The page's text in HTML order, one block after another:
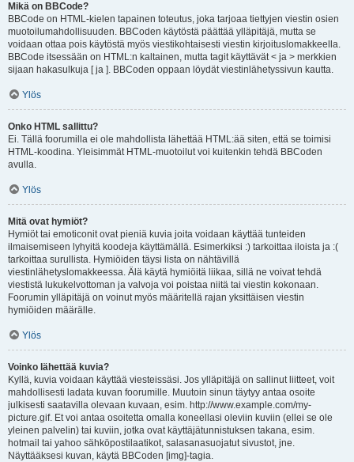
Mikä on BBCode?
BBCode on HTML-kielen tapainen toteutus, joka tarjoaa tiettyjen viestin osien
muotoilumahdollisuuden. BBCoden käytöstä päättää ylläpitäjä, mutta se
voidaan ottaa pois käytöstä myös viestikohtaisesti viestin kirjoituslomakkeella.
BBCode itsessään on HTML:n kaltainen, mutta tagit käyttävät < ja > merkkien
sijaan hakasulkuja [ ja ]. BBCoden oppaan löydät viestinlähetyssivun kautta.
Ylös
Onko HTML sallittu?
Ei. Tällä foorumilla ei ole mahdollista lähettää HTML:ää siten, että se toimisi
HTML-koodina. Yleisimmät HTML-muotoilut voi kuitenkin tehdä BBCoden
avulla.
Ylös
Mitä ovat hymiöt?
Hymiöt tai emoticonit ovat pieniä kuvia joita voidaan käyttää tunteiden
ilmaisemiseen lyhyitä koodeja käyttämällä. Esimerkiksi :) tarkoittaa iloista ja :(
tarkoittaa surullista. Hymiöiden täysi lista on nähtävillä
viestinlähetyslomakkeessa. Älä käytä hymiöitä liikaa, sillä ne voivat tehdä
viestistä lukukelvottoman ja valvoja voi poistaa niitä tai viestin kokonaan.
Foorumin ylläpitäjä on voinut myös määritellä rajan yksittäisen viestin
hymiöiden määrälle.
Ylös
Voinko lähettää kuvia?
Kyllä, kuvia voidaan käyttää viesteissäsi. Jos ylläpitäjä on sallinut liitteet, voit
mahdollisesti ladata kuvan foorumille. Muutoin sinun täytyy antaa osoite
julkisesti saatavilla olevaan kuvaan, esim. http://www.example.com/my-
picture.gif. Et voi antaa osoitetta omalla koneellasi oleviin kuviin (ellei se ole
yleinen palvelin) tai kuviin, jotka ovat käyttäjätunnistuksen takana, esim.
hotmail tai yahoo sähköpostilaatikot, salasanasuojatut sivustot, jne.
Näyttääksesi kuvan, käytä BBCoden [img]-tagia.